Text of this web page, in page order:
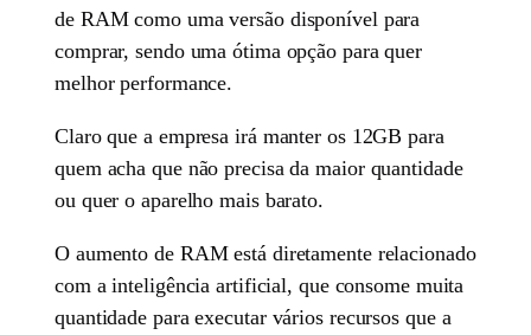
de RAM como uma versão disponível para
comprar, sendo uma ótima opção para quer
melhor performance.
Claro que a empresa irá manter os 12GB para
quem acha que não precisa da maior quantidade
ou quer o aparelho mais barato.
O aumento de RAM está diretamente relacionado
com a inteligência artificial, que consome muita
quantidade para executar vários recursos que a